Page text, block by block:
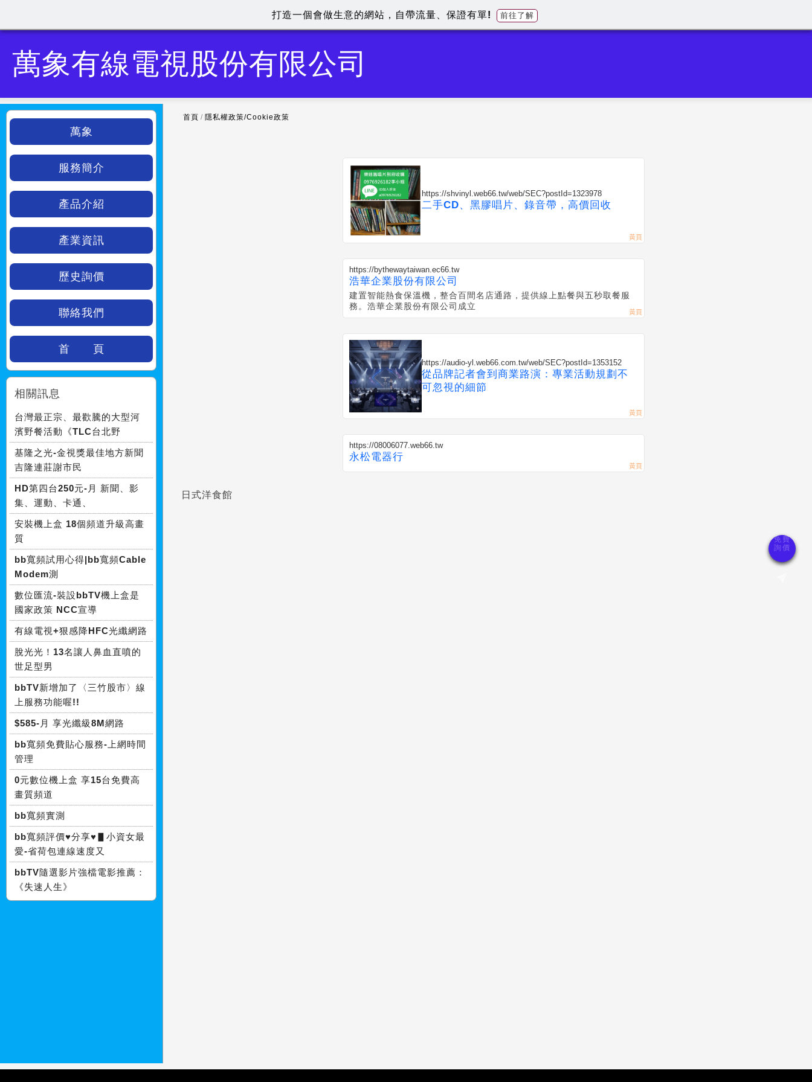
萬象有線電視股份有限公司
首頁 / 隱私權政策/Cookie政策
https://shvinyl.web66.tw/web/SEC?postId=1323978
二手CD、黑膠唱片、錄音帶，高價回收
https://bythewaytaiwan.ec66.tw
浩華企業股份有限公司
建置智能熱食保溫機，整合百間名店通路，提供線上點餐與五秒取餐服
務。浩華企業股份有限公司成立
https://audio-yl.web66.com.tw/web/SEC?postId=1353152
從品牌記者會到商業路演：專業活動規劃不
可忽視的細節
https://08006077.web66.tw
永松電器行
日式洋食館
萬象
服務簡介
產品介紹
產業資訊
歷史詢價
聯絡我們
首 頁
相關訊息
台灣最正宗、最歡騰的大型河
濱野餐活動《TLC台北野
基隆之光-金視獎最佳地方新聞
吉隆連莊謝市民
HD第四台250元-月 新聞、影
集、運動、卡通、
安裝機上盒 18個頻道升級高畫
質
bb寬頻試用心得|bb寬頻Cable
Modem測
數位匯流-裝設bbTV機上盒是
國家政策 NCC宣導
有線電視+狠感降HFC光纖網路
脫光光！13名讓人鼻血直噴的
世足型男
bbTV新增加了〈三竹股市〉線
上服務功能喔!!
$585-月 享光纖級8M網路
bb寬頻免費貼心服務-上網時間
管理
0元數位機上盒 享15台免費高
畫質頻道
bb寬頻實測
bb寬頻評價♥分享♥▋小資女最
愛-省荷包連線速度又
bbTV隨選影片強檔電影推薦：
《失速人生》
打造一個會做生意的網站，自帶流量、保證有單! 前往了解